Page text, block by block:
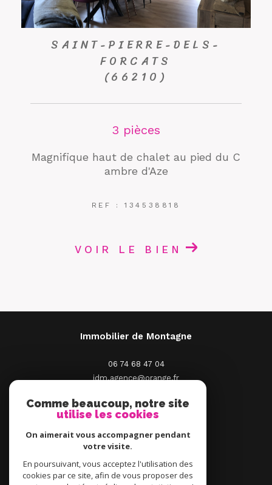
SAINT-PIERRE-DELS-
FORCATS
(66210)
3 pièces
Magnifique haut de chalet au pied du C
ambre d'Aze
REF : 134538818
VOIR LE BIEN
Immobilier de Montagne
06 74 68 47 04
idm.agence@orange.fr
66210 Saint-Pierre-Dels-Forcats
ADHÉRENTS
Comme beaucoup, notre site
utilise les cookies
On aimerait vous accompagner pendant
votre visite.
En poursuivant, vous acceptez l'utilisation des
cookies par ce site, afin de vous proposer des